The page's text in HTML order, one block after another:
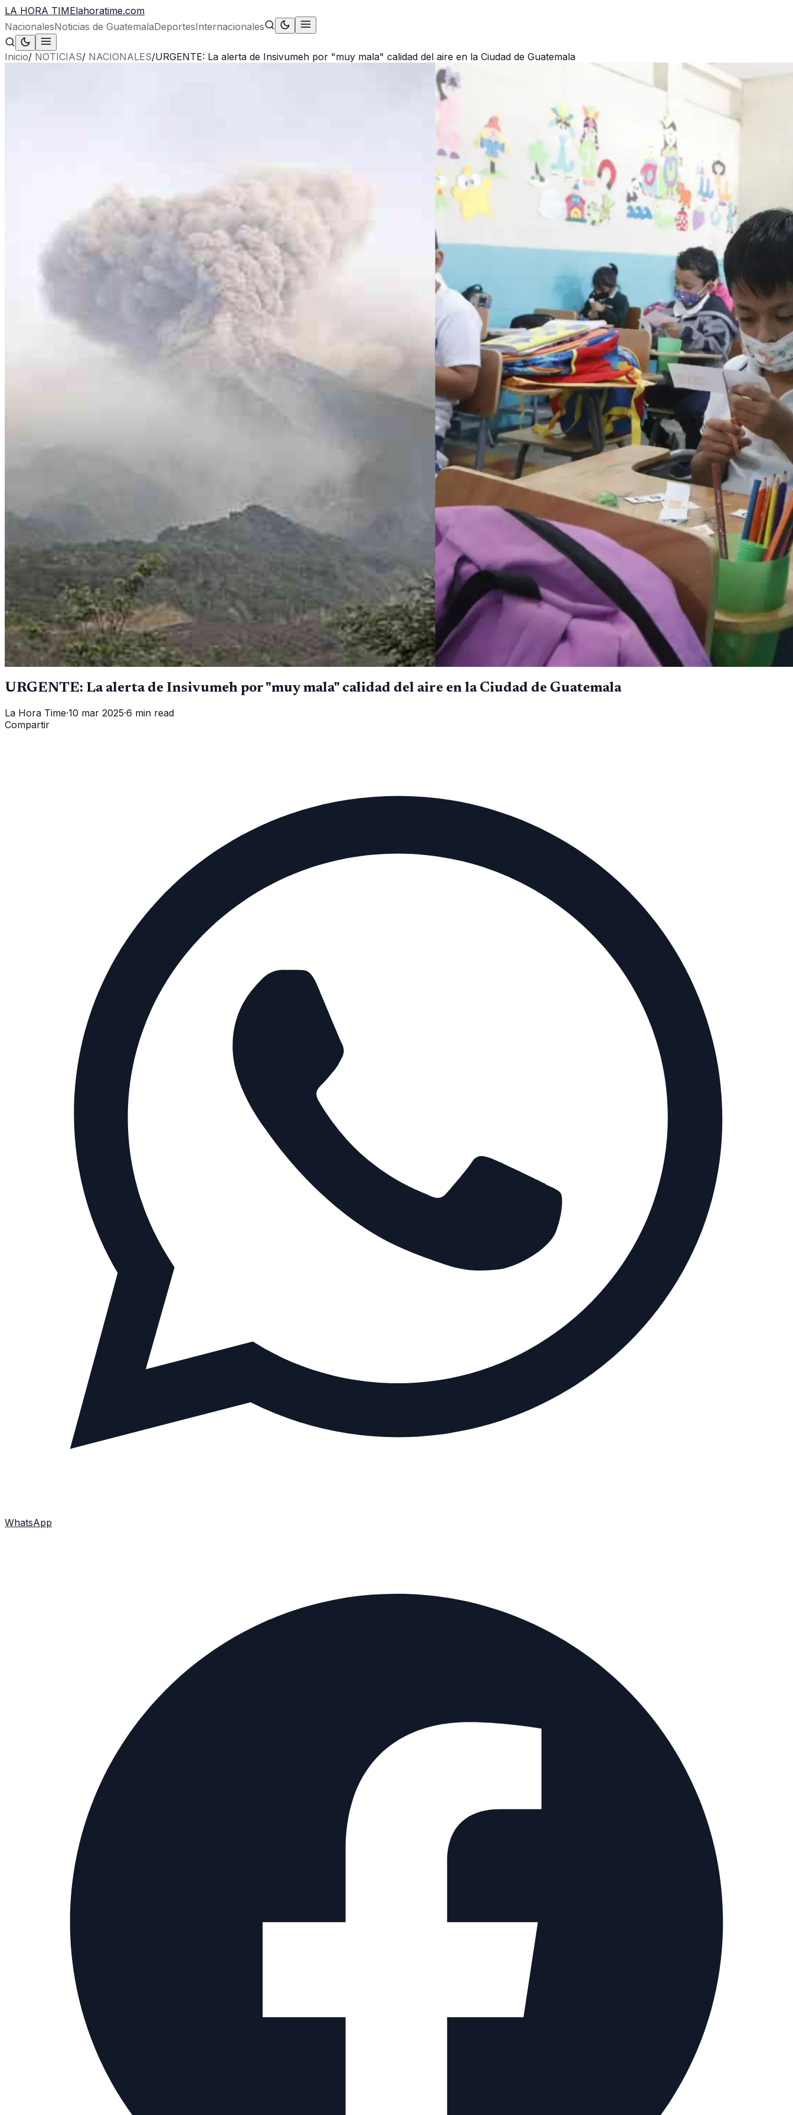
LA HORA TIMElahoratime.com
NacionalesNoticias de GuatemalaDeportesInternacionales
Inicio/ NOTICIAS/ NACIONALES/URGENTE: La alerta de Insivumeh por "muy mala" calidad del aire en la Ciudad de Guatemala
URGENTE: La alerta de Insivumeh por "muy mala" calidad del aire en la Ciudad de Guatemala
La Hora Time·10 mar 2025·6 min read
Compartir
WhatsApp